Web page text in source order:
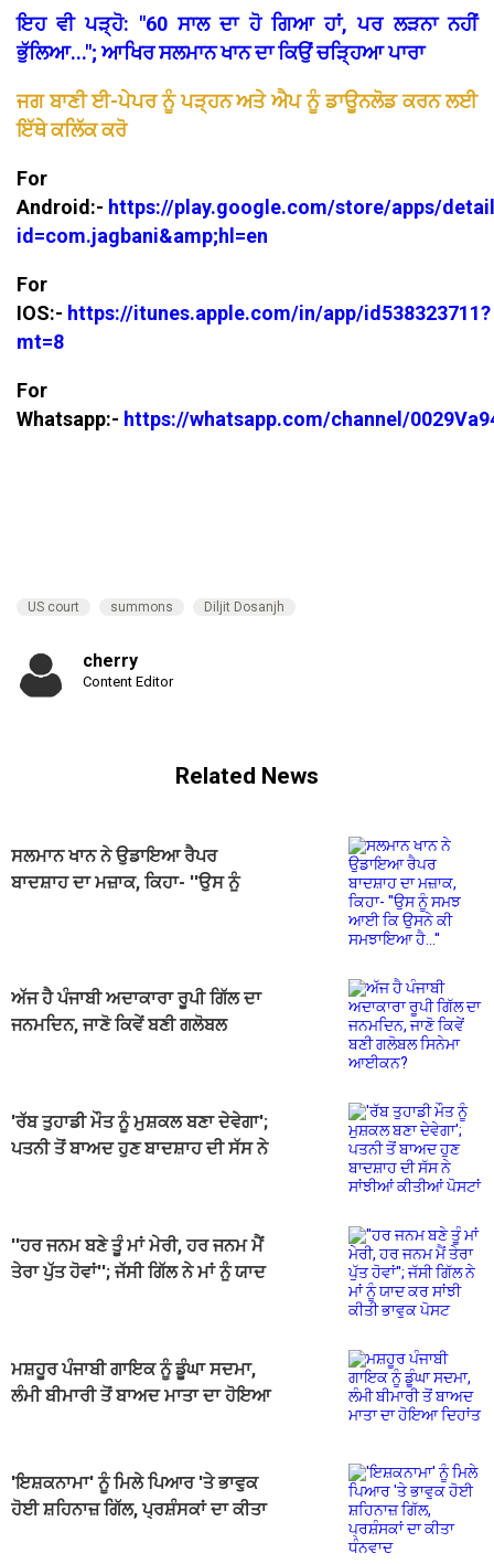
ਇਹ ਵੀ ਪੜ੍ਹੋ: "60 ਸਾਲ ਦਾ ਹੋ ਗਿਆ ਹਾਂ, ਪਰ ਲੜਨਾ ਨਹੀਂ
ਭੁੱਲਿਆ..."; ਆਖਿਰ ਸਲਮਾਨ ਖਾਨ ਦਾ ਕਿਉਂ ਚੜ੍ਹਿਆ ਪਾਰਾ
ਜਗ ਬਾਣੀ ਈ-ਪੇਪਰ ਨੂੰ ਪੜ੍ਹਨ ਅਤੇ ਐਪ ਨੂੰ ਡਾਊਨਲੋਡ ਕਰਨ ਲਈ
ਇੱਥੇ ਕਲਿੱਕ ਕਰੋ
For
Android:- https://play.google.com/store/apps/
id=com.jagbani&amp;hl=en
For
IOS:- https://itunes.apple.com/in/app/id538323711?
mt=8
For
Whatsapp:- https://whatsapp.com/channel/
US court summons Diljit Dosanjh
cherry
Content Editor
Related News
ਸਲਮਾਨ ਖਾਨ ਨੇ ਉਡਾਇਆ ਰੈਪਰ
ਬਾਦਸ਼ਾਹ ਦਾ ਮਜ਼ਾਕ, ਕਿਹਾ- ''ਉਸ ਨੂੰ
ਅੱਜ ਹੈ ਪੰਜਾਬੀ ਅਦਾਕਾਰਾ ਰੂਪੀ ਗਿੱਲ ਦਾ
ਜਨਮਦਿਨ, ਜਾਣੋ ਕਿਵੇਂ ਬਣੀ ਗਲੋਬਲ
'ਰੱਬ ਤੁਹਾਡੀ ਮੌਤ ਨੂੰ ਮੁਸ਼ਕਲ ਬਣਾ ਦੇਵੇਗਾ';
ਪਤਨੀ ਤੋਂ ਬਾਅਦ ਹੁਣ ਬਾਦਸ਼ਾਹ ਦੀ ਸੱਸ ਨੇ
''ਹਰ ਜਨਮ ਬਣੇ ਤੂੰ ਮਾਂ ਮੇਰੀ, ਹਰ ਜਨਮ ਮੈਂ
ਤੇਰਾ ਪੁੱਤ ਹੋਵਾਂ''; ਜੱਸੀ ਗਿੱਲ ਨੇ ਮਾਂ ਨੂੰ ਯਾਦ
ਮਸ਼ਹੂਰ ਪੰਜਾਬੀ ਗਾਇਕ ਨੂੰ ਡੂੰਘਾ ਸਦਮਾ,
ਲੰਮੀ ਬੀਮਾਰੀ ਤੋਂ ਬਾਅਦ ਮਾਤਾ ਦਾ ਹੋਇਆ
'ਇਸ਼ਕਨਾਮਾ' ਨੂੰ ਮਿਲੇ ਪਿਆਰ 'ਤੇ ਭਾਵੁਕ
ਹੋਈ ਸ਼ਹਿਨਾਜ਼ ਗਿੱਲ, ਪ੍ਰਸ਼ੰਸਕਾਂ ਦਾ ਕੀਤਾ